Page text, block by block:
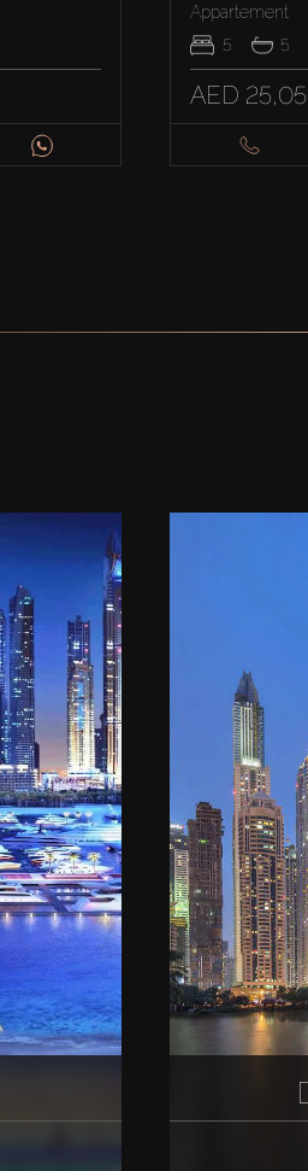
Appartement
5
5
AED